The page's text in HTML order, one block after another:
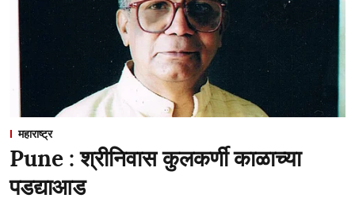
महाराष्ट्र
Pune : श्रीनिवास कुलकर्णी काळाच्या
पडद्याआड